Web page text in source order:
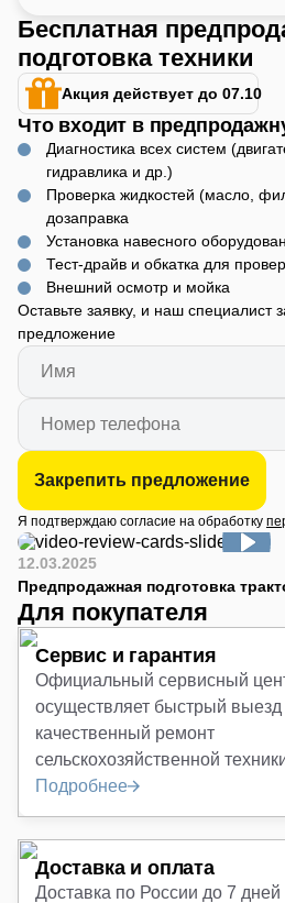
Бесплатная
подготовка техники
Акция действует до 07.10
Что входит в
Диагностика всех систем
гидравлика и др.)
Проверка жидкостей (масло,
дозаправка
Установка навесного
Тест-драйв и обкатка для
Внешний осмотр и мойка
Оставьте заявку, и наш специалист
предложение
Закрепить предложение
Я подтверждаю согласие на обработку
12.03.2025
Предпродажная подготовка
Для покупателя
Сервис и гарантия
Официальный сервисный
осуществляет быстрый выезд
качественный ремонт
сельскохозяйственной
Подробнее
Доставка и оплата
Доставка по России до 7 дней